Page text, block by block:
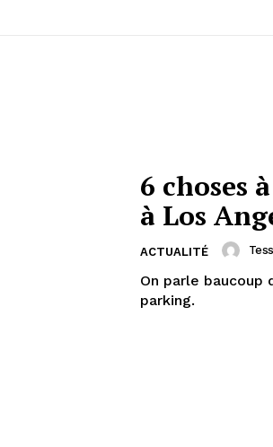
6 choses
à Los
ACTUALITÉ
On parle baucoup
parking.